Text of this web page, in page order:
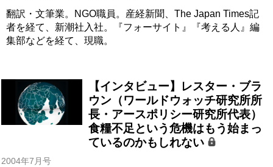
翻訳・文筆業。NGO職員。産経新聞、The Japan Times記
者を経て、新潮社入社。『フォーサイト』『考える人』編
集部などを経て、現職。
【インタビュー】レスター・ブラ
ウン（ワールドウォッチ研究所所
長・アースポリシー研究所代表）
食糧不足という危機はもう始まっ
ているのかもしれない
2004年7月号